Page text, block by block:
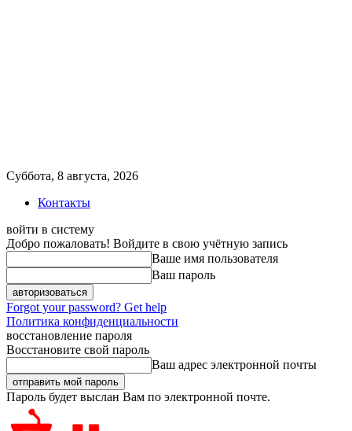
Суббота, 8 августа, 2026
Контакты
войти в систему
Добро пожаловать! Войдите в свою учётную запись
Ваше имя пользователя
Ваш пароль
Forgot your password? Get help
Политика конфиденциальности
восстановление пароля
Восстановите свой пароль
Ваш адрес электронной почты
Пароль будет выслан Вам по электронной почте.